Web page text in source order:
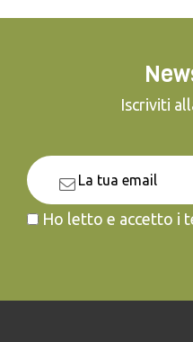
Iscriviti
Ho letto e accetto i